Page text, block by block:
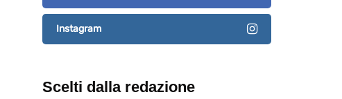
Instagram
Scelti dalla redazione